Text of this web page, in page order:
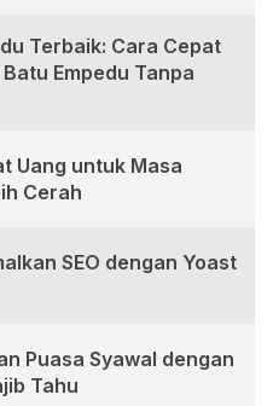
Terbaik: Cara Cepat
Empedu Tanpa
Uang untuk Masa
Cerah
SEO dengan Yoast
Puasa Syawal dengan
Tahu